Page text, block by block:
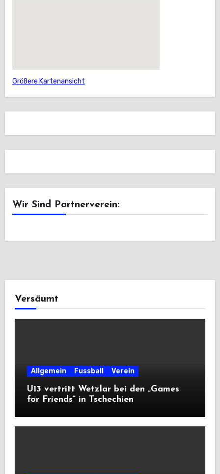
Größere Kartenansicht
Wir Sind Partnerverein:
Versäumt
Allgemein Fussball Verein
U13 vertritt Wetzlar bei den „Games
for Friends“ in Tschechien